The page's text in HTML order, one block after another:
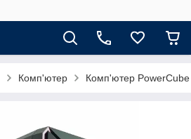
Комп'ютер Комп'ютер